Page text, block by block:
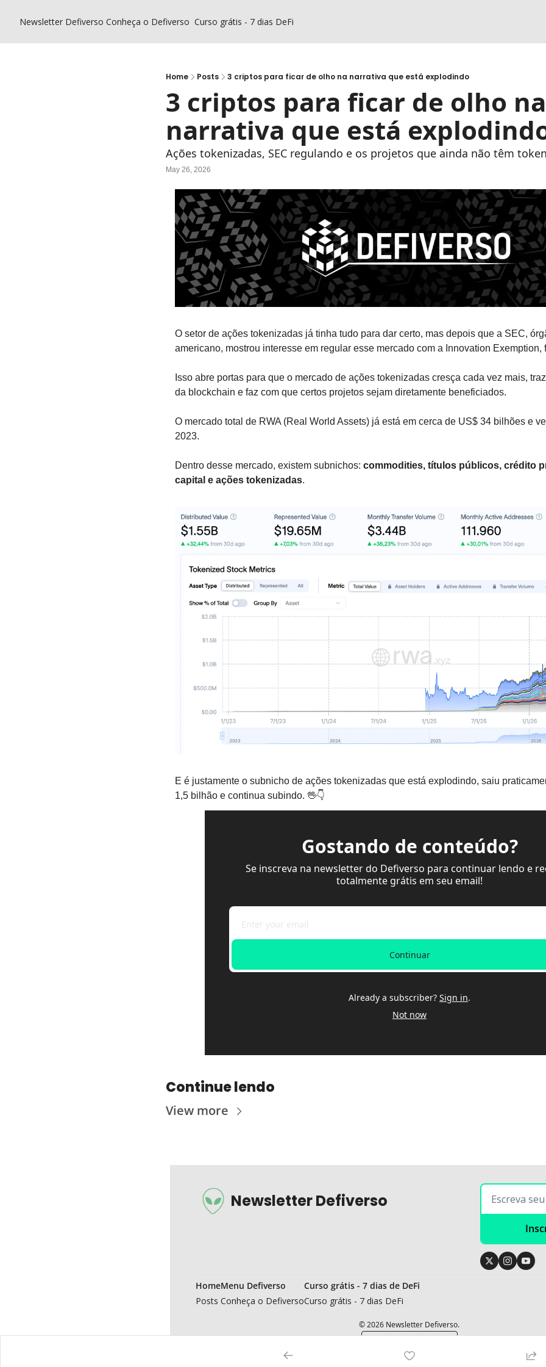
Newsletter Defiverso Conheça o Defiverso Curso grátis - 7 dias DeFi
Home Posts 3 criptos para ficar de olho na narrativa que está explodindo
3 criptos para ficar de olho na
narrativa que está
Ações tokenizadas, SEC regulando e os projetos que ainda não têm token
May 26, 2026
O setor de ações tokenizadas já tinha tudo para dar certo, mas depois que a SEC,
americano, mostrou interesse em regular esse mercado com a Innovation Exemption,
Isso abre portas para que o mercado de ações tokenizadas cresça cada vez mais,
da blockchain e faz com que certos projetos sejam diretamente beneficiados.
O mercado total de RWA (Real World Assets) já está em cerca de US$ 34 bilhões e
2023.
Dentro desse mercado, existem subnichos: commodities, títulos públicos, crédito
capital e ações tokenizadas.
E é justamente o subnicho de ações tokenizadas que está explodindo, saiu
1,5 bilhão e continua subindo. 🖖👇
Gostando de conteúdo?
Se inscreva na newsletter do Defiverso para continuar lendo e
totalmente grátis em seu email!
Continuar
Already a subscriber? Sign in.
Not now
Continue lendo
View more
Newsletter Defiverso
Home
Posts
Menu Defiverso
Conheça o Defiverso
Curso grátis - 7 dias de DeFi
Curso grátis - 7 dias DeFi
© 2026 Newsletter Defiverso.